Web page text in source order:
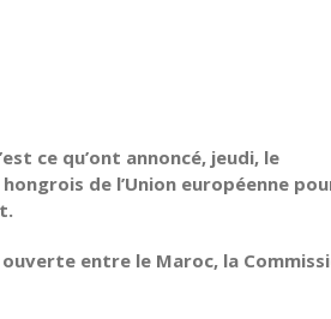
ce qu’ont annoncé, jeudi, le
de l’Union européenne
entre le Maroc, la